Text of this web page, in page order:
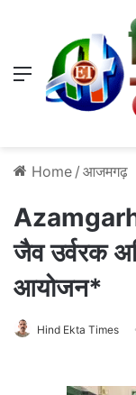
Menu
Home / आजमगढ़
जैव उर्वरक
आयोजन*
Hind Ekta Times